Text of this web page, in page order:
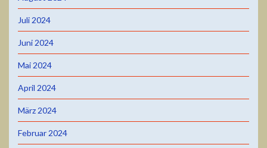
Juli 2024
Juni 2024
Mai 2024
April 2024
März 2024
Februar 2024